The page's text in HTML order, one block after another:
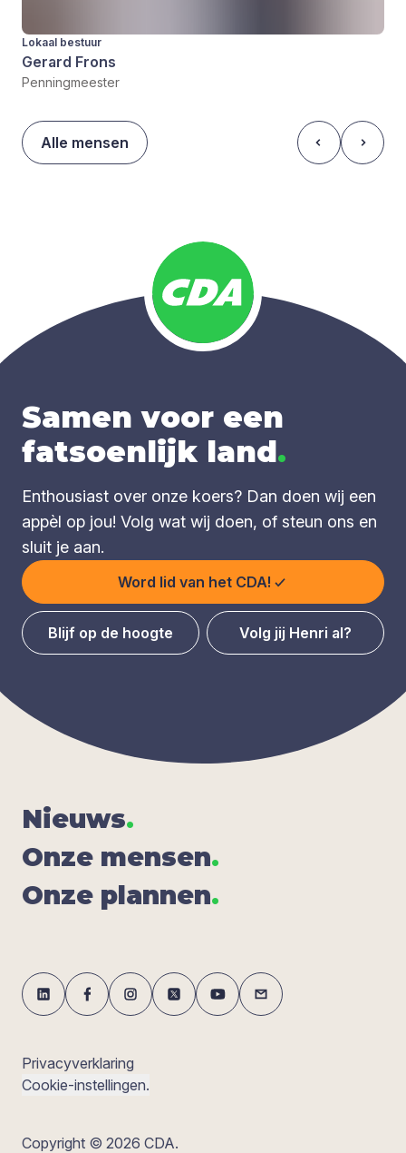
Lokaal bestuur
Gerard Frons
Penningmeester
Alle mensen
Samen voor een
fatsoenlijk land.
Enthousiast over onze koers? Dan doen wij een
appèl op jou! Volg wat wij doen, of steun ons en
sluit je aan.
Word lid van het CDA!
Blijf op de hoogte Volg jij Henri al?
Nieuws.
Onze men­sen.
Onze plan­nen.
Privacyverklaring
Cookie-instellingen.
Copyright © 2026 CDA.